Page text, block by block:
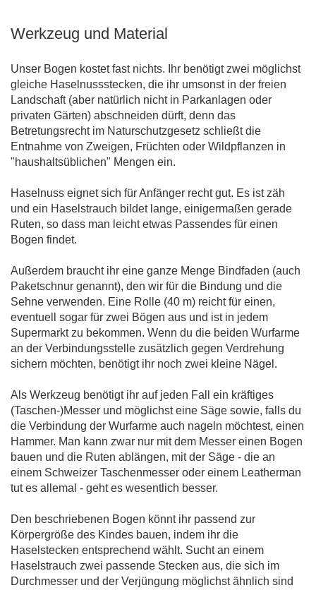
Werkzeug und Material
Unser Bogen kostet fast nichts. Ihr benötigt zwei möglichst
gleiche Haselnussstecken, die ihr umsonst in der freien
Landschaft (aber natürlich nicht in Parkanlagen oder
privaten Gärten) abschneiden dürft, denn das
Betretungsrecht im Naturschutzgesetz schließt die
Entnahme von Zweigen, Früchten oder Wildpflanzen in
"haushaltsüblichen" Mengen ein.
Haselnuss eignet sich für Anfänger recht gut. Es ist zäh
und ein Haselstrauch bildet lange, einigermaßen gerade
Ruten, so dass man leicht etwas Passendes für einen
Bogen findet.
Außerdem braucht ihr eine ganze Menge Bindfaden (auch
Paketschnur genannt), den wir für die Bindung und die
Sehne verwenden. Eine Rolle (40 m) reicht für einen,
eventuell sogar für zwei Bögen aus und ist in jedem
Supermarkt zu bekommen. Wenn du die beiden Wurfarme
an der Verbindungsstelle zusätzlich gegen Verdrehung
sichern möchten, benötigt ihr noch zwei kleine Nägel.
Als Werkzeug benötigt ihr auf jeden Fall ein kräftiges
(Taschen-)Messer und möglichst eine Säge sowie, falls du
die Verbindung der Wurfarme auch nageln möchtest, einen
Hammer. Man kann zwar nur mit dem Messer einen Bogen
bauen und die Ruten ablängen, mit der Säge - die an
einem Schweizer Taschenmesser oder einem Leatherman
tut es allemal - geht es wesentlich besser.
Den beschriebenen Bogen könnt ihr passend zur
Körpergröße des Kindes bauen, indem ihr die
Haselstecken entsprechend wählt. Sucht an einem
Haselstrauch zwei passende Stecken aus, die sich im
Durchmesser und der Verjüngung möglichst ähnlich sind